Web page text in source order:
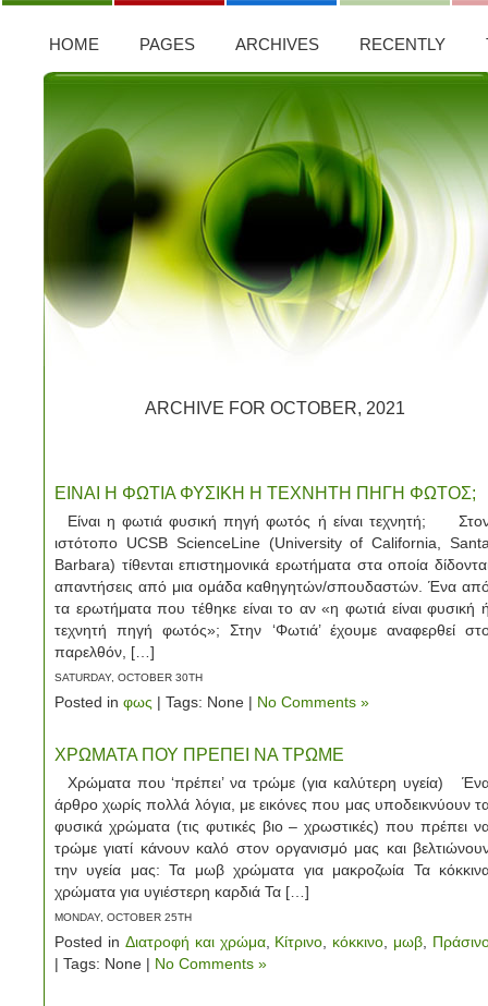
HOME PAGES ARCHIVES RECENTLY
ARCHIVE FOR OCTOBER, 2021
ΕΙΝΑΙ Η ΦΩΤΙΑ ΦΥΣΙΚΗ Η ΤΕΧΝΗΤΗ ΠΗΓΗ ΦΩΤΟΣ;
Είναι η φωτιά φυσική πηγή φωτός ή είναι τεχνητή;
ιστότοπο UCSB ScienceLine (University of California,
Barbara) τίθενται επιστημονικά ερωτήματα στα οποία
απαντήσεις από μια ομάδα καθηγητών/σπουδαστών. Ένα
τα ερωτήματα που τέθηκε είναι το αν «η φωτιά είναι φυσική
τεχνητή πηγή φωτός»; Στην ‘Φωτιά’ έχουμε αναφερθεί
παρελθόν, […]
SATURDAY, OCTOBER 30TH
Posted in φως | Tags: None | No Comments »
ΧΡΩΜΑΤΑ ΠΟΥ ΠΡΕΠΕΙ ΝΑ ΤΡΩΜΕ
Χρώματα που ‘πρέπει’ να τρώμε (για καλύτερη υγεία)
άρθρο χωρίς πολλά λόγια, με εικόνες που μας υποδεικνύουν
φυσικά χρώματα (τις φυτικές βιο – χρωστικές) που πρέπει
τρώμε γιατί κάνουν καλό στον οργανισμό μας και
την υγεία μας: Τα μωβ χρώματα για μακροζωία Τα
χρώματα για υγιέστερη καρδιά Τα […]
MONDAY, OCTOBER 25TH
Posted in Διατροφή και χρώμα, Κίτρινο κόκκινο μωβ
| Tags: None | No Comments »